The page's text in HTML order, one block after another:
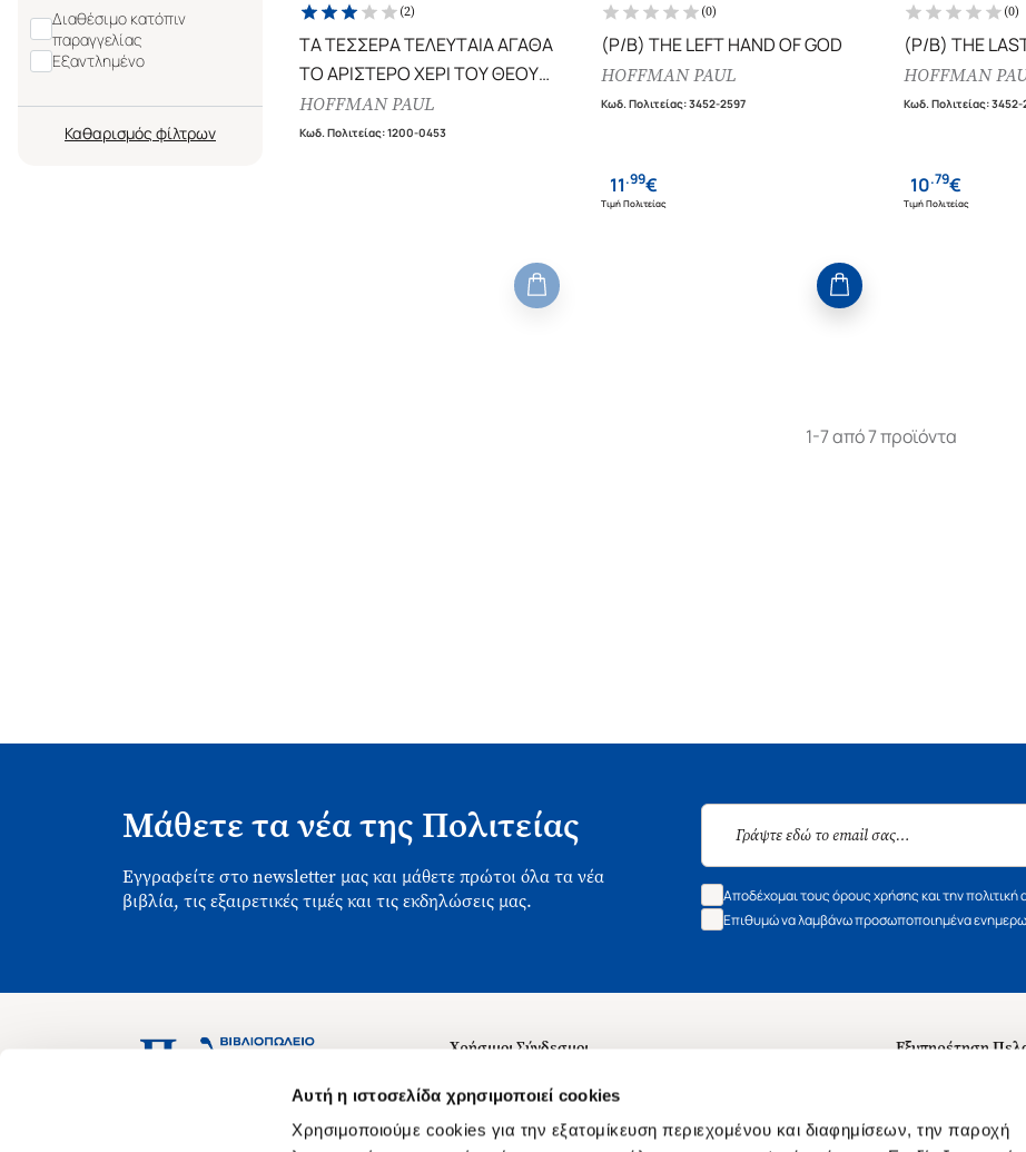
Αυτή η ιστοσελίδα χρησιμοποιεί cookies
Χρησιμοποιούμε cookies για την εξατομίκευση περιεχομένου και διαφημίσεων, την παροχή
Διαθέσιμο κατόπιν
παραγγελίας
Εξαντλημένο
Καθαρισμός
(2)
ΤΑ ΤΕΣΣΕΡΑ ΤΕΛΕΥΤΑΙΑ ΑΓΑΘΑ
ΤΟ ΑΡΙΣΤΕΡΟ ΧΕΡΙ ΤΟΥ ΘΕΟΥ
(ΔΕΥΤΕΡΟ ΒΙΒΛΙΟ)
HOFFMAN PAUL
Κωδ. Πολιτείας:1200-0453
(0)
(P/B) THE LEFT HAND OF GOD
HOFFMAN PAUL
Κωδ. Πολιτείας:3452-2597
11.99€
Τιμή Πολιτείας
(0)
(P/B) THE
HOFFMAN
Κωδ. Πολιτείας:3452-
10.79€
Τιμή Πολιτείας
1-7 από 7 προϊόντα
Μάθετε τα νέα της Πολιτείας
Εγγραφείτε στο newsletter μας και μάθετε πρώτοι όλα τα νέα
βιβλία, τις εξαιρετικές τιμές και τις εκδηλώσεις μας.
Αποδέχομαι τους όρους χρήσης και την
Επιθυμώ να λαμβάνω προσωποποιημένα
Ασκληπιού 1-3, Αθήνα 106 79
Χρήσιμοι Σύνδεσμοι
Σχετικά με εμάς
Θέσεις Εργασίας
Εξυπηρέτηση